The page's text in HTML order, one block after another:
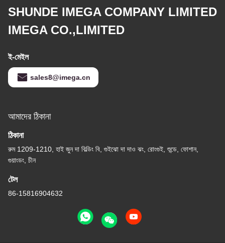
SHUNDE IMEGA COMPANY LIMITED
IMEGA CO.,LIMITED
ই-মেইল
sales8@imega.cn
আমাদের ঠিকানা
ঠিকানা
রুম 1209-1210, হাই জুন দা বিল্ডিং বি, গুইঝো দা দাও ঝং, রোংগুই, শুন্ডে, ফোশান,
গুয়াংডং, চীন
টেল
86-15816904632